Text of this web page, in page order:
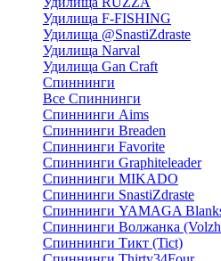
Удилища F-FISHING
Удилища @SnastiZdraste
Удилища Narval
Удилища Gan Craft
Спиннинги
Все Спиннинги
Спиннинги Aims
Спиннинги Breaden
Спиннинги Favorite
Спиннинги Graphiteleader
Спиннинги MIKADO
Спиннинги SnastiZdraste
Спиннинги YAMAGA
Спиннинги Волжанка
Спиннинги Тикт (Tict)